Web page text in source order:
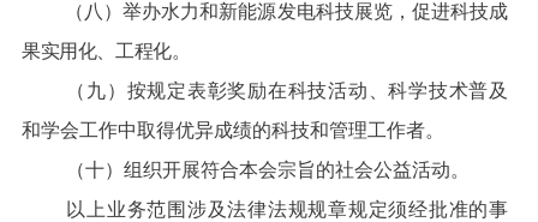
（八）举办水力和新能源发电科技展览，促进科技成
果实用化、工程化。
（九）按规定表彰奖励在科技活动、科学技术普及
和学会工作中取得优异成绩的科技和管理工作者。
（十）组织开展符合本会宗旨的社会公益活动。
以上业务范围涉及法律法规规章规定须经批准的事